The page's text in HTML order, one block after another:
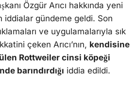
Özgür Arıcı hakkında yeni
iddialar gündeme geldi. Son
ve uygulamalarıyla sık
çeken Arıcı’nın, kendisine
Rottweiler cinsi köpeği
barındırdığı iddia edildi.